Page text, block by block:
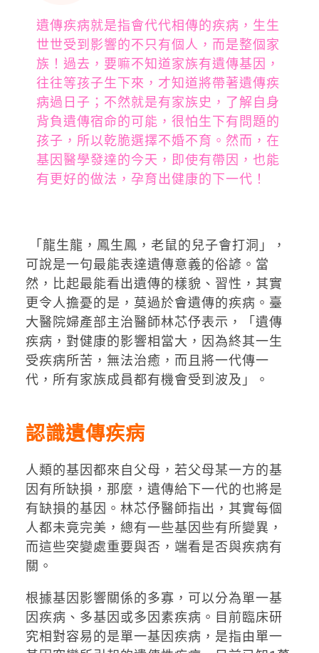
遺傳疾病就是指會代代相傳的疾病，生生
世世受到影響的不只有個人，而是整個家
族！過去，要嘛不知道家族有遺傳基因，
往往等孩子生下來，才知道將帶著遺傳疾
病過日子；不然就是有家族史，了解自身
背負遺傳宿命的可能，很怕生下有問題的
孩子，所以乾脆選擇不婚不育。然而，在
基因醫學發達的今天，即使有帶因，也能
有更好的做法，孕育出健康的下一代！
「龍生龍，鳳生鳳，老鼠的兒子會打洞」，
可說是一句最能表達遺傳意義的俗諺。當
然，比起最能看出遺傳的樣貌、習性，其實
更令人擔憂的是，莫過於會遺傳的疾病。臺
大醫院婦產部主治醫師林芯伃表示，「遺傳
疾病，對健康的影響相當大，因為終其一生
受疾病所苦，無法治癒，而且將一代傳一
代，所有家族成員都有機會受到波及」。
認識遺傳疾病
人類的基因都來自父母，若父母某一方的基
因有所缺損，那麼，遺傳給下一代的也將是
有缺損的基因。林芯伃醫師指出，其實每個
人都未竟完美，總有一些基因些有所變異，
而這些突變處重要與否，端看是否與疾病有
關。
根據基因影響關係的多寡，可以分為單一基
因疾病、多基因或多因素疾病。目前臨床研
究相對容易的是單一基因疾病，是指由單一